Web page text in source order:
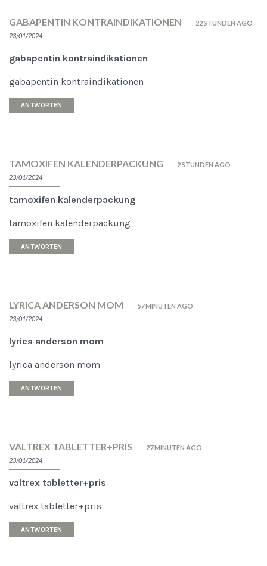
GABAPENTIN KONTRAINDIKATIONEN
22 STUNDEN AGO
23/01/2024
gabapentin kontraindikationen
gabapentin kontraindikationen
ANTWORTEN
TAMOXIFEN KALENDERPACKUNG
2 STUNDEN AGO
23/01/2024
tamoxifen kalenderpackung
tamoxifen kalenderpackung
ANTWORTEN
LYRICA ANDERSON MOM
57 MINUTEN AGO
23/01/2024
lyrica anderson mom
lyrica anderson mom
ANTWORTEN
VALTREX TABLETTER+PRIS
27 MINUTEN AGO
23/01/2024
valtrex tabletter+pris
valtrex tabletter+pris
ANTWORTEN